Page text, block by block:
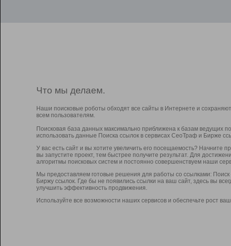
Что мы делаем.
Наши поисковые роботы обходят все сайты в Интернете и
всем пользователям.
Поисковая база данных максимально приближена к базам ведущих
использовать данные Поиска ссылок в сервисах СеоТраф и Бирже
У вас есть сайт и вы хотите увеличить его посещаемость? Начните
вы запустите проект, тем быстрее получите результат. Для
алгоритмы поисковых систем и постоянно совершенствуем наши
Мы предоставляем готовые решения для работы со ссылками:
Биржу ссылок. Где бы не появились ссылки на ваш сайт, здесь вы
улучшить эффективность продвижения.
Используйте все возможности наших сервисов и обеспечьте рост